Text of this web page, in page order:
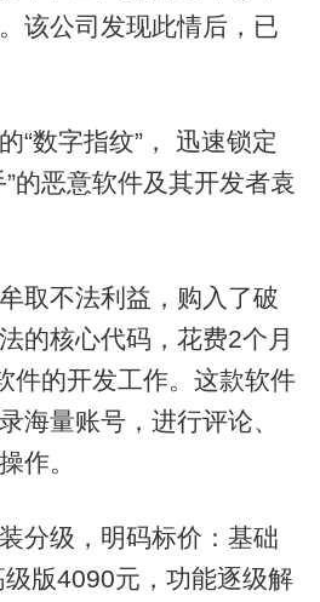
该公司发现此情后，已
数字指纹”， 迅速锁定
的恶意软件及其开发者袁
不法利益，购入了破
的核心代码，花费2个月
件的开发工作。这款软件
海量账号，进行评论、
作。
级，明码标价：基础
版4090元，功能逐级解